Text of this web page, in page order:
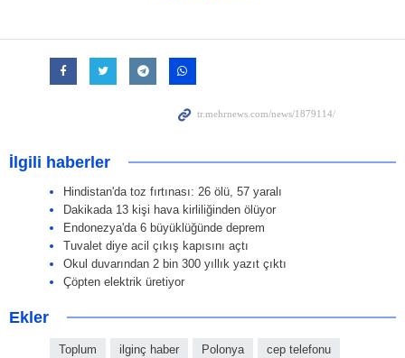
İlgili haberler
Hindistan'da toz fırtınası: 26 ölü, 57 yaralı
Dakikada 13 kişi hava kirliliğinden ölüyor
Endonezya'da 6 büyüklüğünde deprem
Tuvalet diye acil çıkış kapısını açtı
Okul duvarından 2 bin 300 yıllık yazıt çıktı
Çöpten elektrik üretiyor
Ekler
Toplum ilginç haber Polonya cep telefonu